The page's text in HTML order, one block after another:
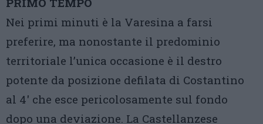
Nei primi minuti è la Varesina a farsi
preferire, ma nonostante il predominio
territoriale l’unica occasione è il destro
potente da posizione defilata di Costantino
al 4′ che esce pericolosamente sul fondo
dopo una deviazione. La Castellanzese